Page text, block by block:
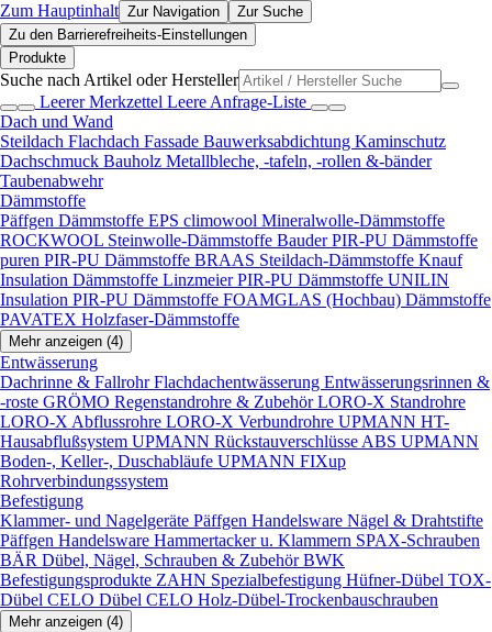
Zum Hauptinhalt Zur Navigation
Zur Suche
Zu den Barrierefreiheits-Einstellungen
Produkte
Suche nach Artikel oder Hersteller
Leerer Merkzettel Leere Anfrage-Liste
Dach und Wand
Steildach Flachdach Fassade Bauwerksabdichtung Kaminschutz
Dachschmuck Bauholz Metallbleche, -tafeln, -rollen &-bänder
Taubenabwehr
Dämmstoffe
Päffgen Dämmstoffe EPS climowool Mineralwolle-Dämmstoffe
ROCKWOOL Steinwolle-Dämmstoffe Bauder PIR-PU Dämmstoffe
puren PIR-PU Dämmstoffe BRAAS Steildach-Dämmstoffe Knauf
Insulation Dämmstoffe Linzmeier PIR-PU Dämmstoffe UNILIN
Insulation PIR-PU Dämmstoffe FOAMGLAS (Hochbau) Dämmstoffe
PAVATEX Holzfaser-Dämmstoffe
Mehr anzeigen (4)
Entwässerung
Dachrinne & FallrohrFlachdachentwässerung Entwässerungsrinnen &
-roste GRÖMO Regenstandrohre & ZubehörLORO-X Standrohre
LORO-X Abflussrohre LORO-X Verbundrohre UPMANN HT-
Hausabflußsystem UPMANN Rückstauverschlüsse ABS UPMANN
Boden-, Keller-, Duschabläufe UPMANN FIXup
Rohrverbindungssystem
Befestigung
Klammer- und Nagelgeräte Päffgen Handelsware Nägel & Drahtstifte
Päffgen Handelsware Hammertacker u. Klammern SPAX-Schrauben
BÄR Dübel, Nägel, Schrauben & ZubehörBWK
Befestigungsprodukte ZAHN Spezialbefestigung Hüfner-Dübel TOX-
Dübel CELO Dübel CELO Holz-Dübel-Trockenbauschrauben
Mehr anzeigen (4)